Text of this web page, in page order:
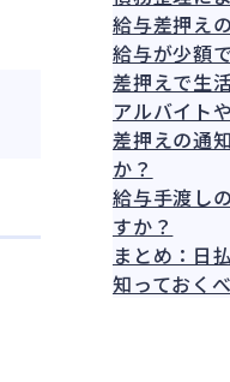
給与差押え
給与が少額
差押えで生
アルバイト
差押えの通
か？
給与手渡し
すか？
まとめ：日
知っておく